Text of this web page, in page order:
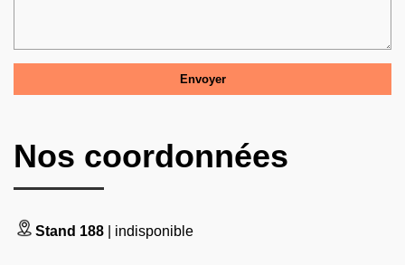
Nos coordonnées
Stand 188 | indisponible